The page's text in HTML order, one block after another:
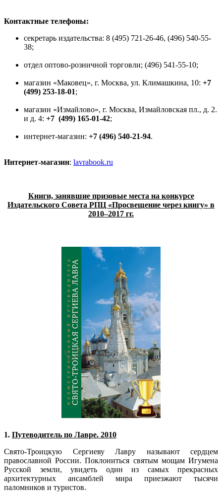
Контактные телефоны:
секретарь издательства: 8 (495) 721-26-46, (496) 540-55-
38;
отдел оптово-розничной торговли; (496) 541-55-10;
магазин «Маковец», г. Москва, ул. Климашкина, 10: +7
(499) 253-18-01;
магазин «Измайлово», г. Москва, Измайловская пл., д. 2.
и д. 4: +7 (499) 165-01-42;
интернет-магазин: +7 (496) 540-21-94.
Интернет-магазин: lavrabook.ru
Книги, занявшие призовые места на конкурсе
Издательского Совета РПЦ «Просвещение через книгу» в
2010–2017 гг.
1. Путеводитель по Лавре. 2010
Свято-Троицкую Сергиеву Лавру называют сердцем
православной России. Поклониться святым мощам Игумена
Русской земли, увидеть один из самых прекрасных
архитектурных ансамблей мира приезжают тысячи
паломников и туристов.